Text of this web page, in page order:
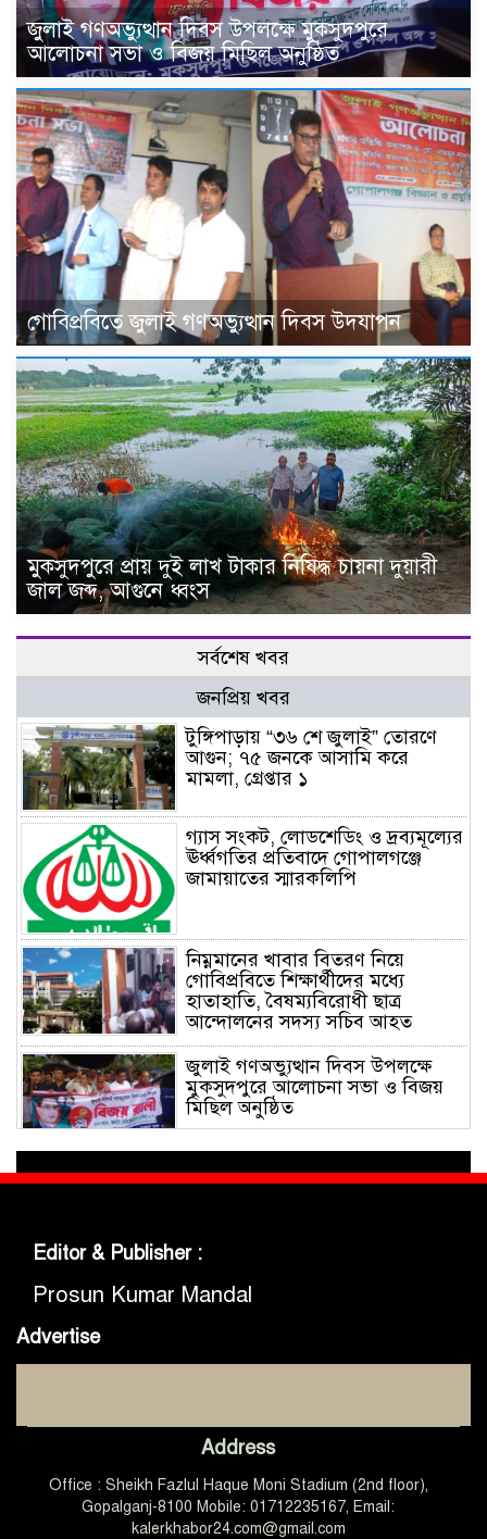
জুলাই গণঅভ্যুত্থান দিবস উপলক্ষে মুকসুদপুরে
আলোচনা সভা ও বিজয় মিছিল অনুষ্ঠিত
গোবিপ্রবিতে জুলাই গণঅভ্যুত্থান দিবস উদযাপন
মুকসুদপুরে প্রায় দুই লাখ টাকার নিষিদ্ধ চায়না দুয়ারী
জাল জব্দ, আগুনে ধ্বংস
সর্বশেষ খবর
জনপ্রিয় খবর
টুঙ্গিপাড়ায় “৩৬ শে জুলাই” তোরণে
আগুন; ৭৫ জনকে আসামি করে
মামলা, গ্রেপ্তার ১
গ্যাস সংকট, লোডশেডিং ও দ্রব্যমূল্যের
ঊর্ধ্বগতির প্রতিবাদে গোপালগঞ্জে
জামায়াতের স্মারকলিপি
নিম্নমানের খাবার বিতরণ নিয়ে
গোবিপ্রবিতে শিক্ষার্থীদের মধ্যে
হাতাহাতি, বৈষম্যবিরোধী ছাত্র
আন্দোলনের সদস্য সচিব আহত
জুলাই গণঅভ্যুত্থান দিবস উপলক্ষে
মুকসুদপুরে আলোচনা সভা ও বিজয়
মিছিল অনুষ্ঠিত
গোবিপ্রবিতে জুলাই গণঅভ্যুত্থান দিবস
উদযাপন
মুকসুদপুরে প্রায় দুই লাখ টাকার
নিষিদ্ধ চায়না দুয়ারী জাল জব্দ, আগুনে
ধ্বংস
মুকসুদপুরে ‘রক্তাক্ত জুলাই’ শীর্ষক
গণতান্ত্রিক ও আধুনিক বাংলাদেশ
গড়তে সবাইকে কাজ করতে হবে
-এমপি ডা. কে এম বাবর
Editor & Publisher :
Prosun Kumar Mandal
Advertise
Address
Office : Sheikh Fazlul Haque Moni Stadium (2nd floor),
Gopalganj-8100 Mobile: 01712235167, Email:
kalerkhabor24.com@gmail.com